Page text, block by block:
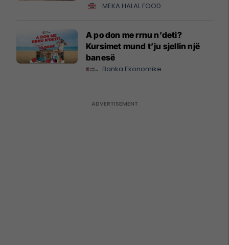
MEKA HALAL FOOD
A po don me rrnu n’deti?
Kursimet mund t’ju sjellin një
banesë
Banka Ekonomike